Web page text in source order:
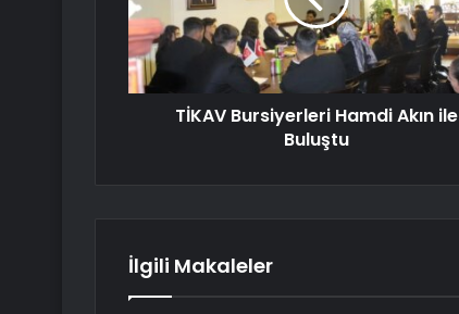
TİKAV Bursiyerleri Hamdi Akın ile
Buluştu
İlgili Makaleler